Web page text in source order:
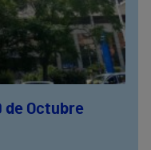
de Octubre